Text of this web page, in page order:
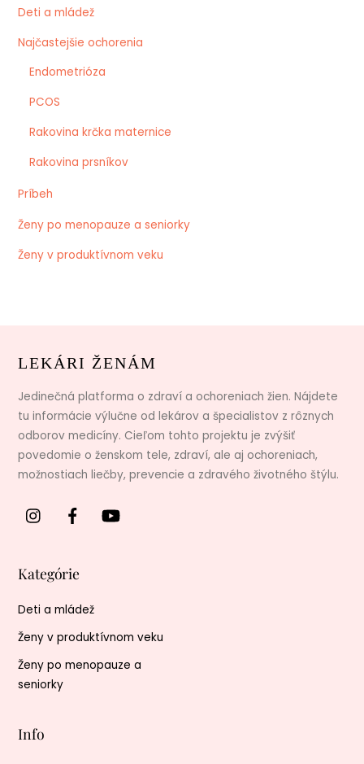
Deti a mládež
Najčastejšie ochorenia
Endometrióza
PCOS
Rakovina krčka maternice
Rakovina prsníkov
Príbeh
Ženy po menopauze a seniorky
Ženy v produktívnom veku
LEKÁRI ŽENÁM
Jedinečná platforma o zdraví a ochoreniach žien. Nájdete
tu informácie výlučne od lekárov a špecialistov z rôznych
odborov medicíny. Cieľom tohto projektu je zvýšiť
povedomie o ženskom tele, zdraví, ale aj ochoreniach,
možnostiach liečby, prevencie a zdravého životného štýlu.
Kategórie
Deti a mládež
Ženy v produktívnom veku
Ženy po menopauze a
seniorky
Info